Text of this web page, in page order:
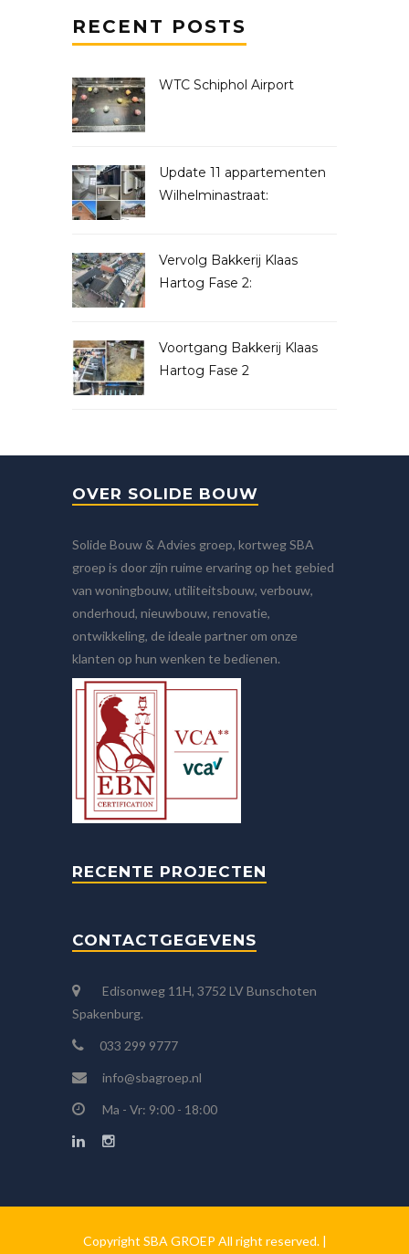
RECENT POSTS
WTC Schiphol Airport
Update 11 appartementen
Wilhelminastraat:
Vervolg Bakkerij Klaas
Hartog Fase 2:
Voortgang Bakkerij Klaas
Hartog Fase 2
OVER SOLIDE BOUW
Solide Bouw & Advies groep, kortweg SBA
groep is door zijn ruime ervaring op het gebied
van woningbouw, utiliteitsbouw, verbouw,
onderhoud, nieuwbouw, renovatie,
ontwikkeling, de ideale partner om onze
klanten op hun wenken te bedienen.
RECENTE PROJECTEN
CONTACTGEGEVENS
Edisonweg 11H, 3752 LV Bunschoten
Spakenburg.
033 299 9777
info@sbagroep.nl
Ma - Vr: 9:00 - 18:00
Copyright SBA GROEP All right reserved. |